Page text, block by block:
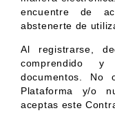
encuentre de
abstenerte de
Al registrarse,
comprendido y
documentos. No
Plataforma y/o
aceptas este